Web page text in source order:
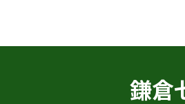
鎌倉